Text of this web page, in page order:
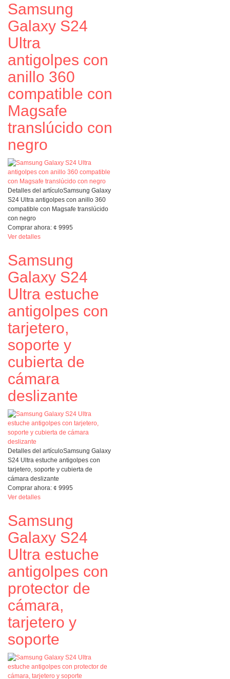
Samsung
Galaxy S24
Ultra
antigolpes con
anillo 360
compatible con
Magsafe
translúcido con
negro
Detalles del artículoSamsung Galaxy
S24 Ultra antigolpes con anillo 360
compatible con Magsafe translúcido
con negro
Comprar ahora: ¢ 9995
Ver detalles
Samsung
Galaxy S24
Ultra estuche
antigolpes con
tarjetero,
soporte y
cubierta de
cámara
deslizante
Detalles del artículoSamsung Galaxy
S24 Ultra estuche antigolpes con
tarjetero, soporte y cubierta de
cámara deslizante
Comprar ahora: ¢ 9995
Ver detalles
Samsung
Galaxy S24
Ultra estuche
antigolpes con
protector de
cámara,
tarjetero y
soporte